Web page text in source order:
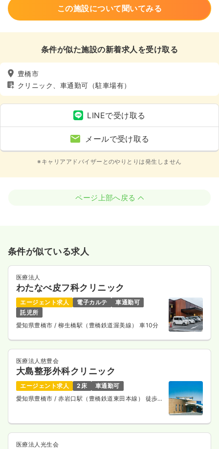
この施設について聞いてみる
条件が似た施設の新着求人を受け取る
豊橋市
クリニック、車通勤可（駐車場有）
LINEで受け取る
メールで受け取る
※キャリアアドバイザーとのやりとりは発生しません
ページ上部へ戻る
条件が似ている求人
医療法人
わたなべ皮フ科クリニック
エージェント求人 電子カルテ
車通勤可
託児所
愛知県豊橋市 / 柳生橋駅（豊橋鉄道渥美線） 車10分
医療法人慈豊会
大島整形外科クリニック
エージェント求人 2床
車通勤可
愛知県豊橋市/ 赤岩口駅（豊橋鉄道東田本線） 徒歩2
医療法人光生会